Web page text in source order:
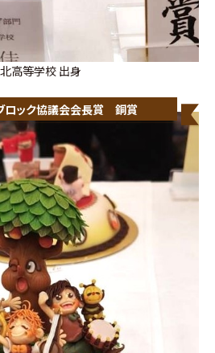
高等学校 出身
ック協議会会長賞 銅賞